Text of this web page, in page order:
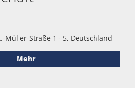
Müller-Straße 1 - 5, Deutschland
Mehr